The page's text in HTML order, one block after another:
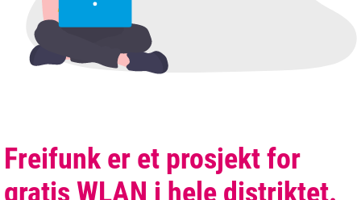
Freifunk er et prosjekt for
gratis WLAN i hele distriktet.